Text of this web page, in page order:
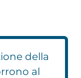
della
al